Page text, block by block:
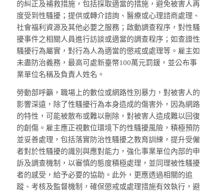
的糾正及補救措施，包括採取適當的措施，避免被害人再
度受到性騷擾；提供或轉介諮詢、醫療或心理諮商處理、
社會福利資源及其他必要之服務；啟動調查程序，對性騷
擾事件之相關人員進行訪談或適當的調查程序；如查證性
騷擾行為屬實，對行為人為適當的懲戒或處理等。雇主如
未盡防治義務，最高可處新臺幣100萬元罰鍰，並公布事
業單位名稱及負責人姓名。
勞動部呼籲，職場上的數位或網路性別暴力，對被害人的
影響深遠，除了性騷擾行為本身造成的傷害外，因為網路
的特性，可能被散布或難以刪除，對被害人造成難以回復
的創傷。雇主應正視數位環境下的性騷擾風險，積極預防
並妥善處理，包括落實防治性騷擾之教育訓練，提升受僱
者對於性騷擾的識別與應對能力，強化事業單位內部的申
訴及調查機制，以審慎的態度積極處理，並同理被性騷擾
者的感受，給予必要的協助。此外，更應透過相關的追
蹤、考核及監督機制，確保懲戒或處理措施有效執行，避